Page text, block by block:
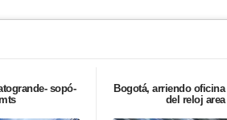
sopó-
Bogotá, arriendo
del reloj